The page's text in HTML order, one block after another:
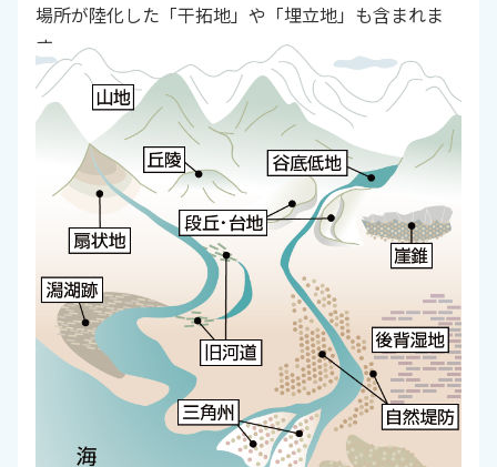
場所が陸化した「干拓地」や「埋立地」も含まれま
す。